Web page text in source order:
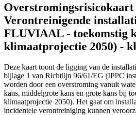
Overstromingsrisicokaart
Verontreinigende
FLUVIAAL - toekomstig
klimaatprojectie 2050) -
Deze kaart toont de ligging van de
bijlage 1 van Richtlijn 96/61/EG (IPPC
worden door een overstroming vanuit
kans, middelgrote kans en grote kans bij
klimaatprojectie 2050). Het gaat om
incidentele verontreiniging kunnen